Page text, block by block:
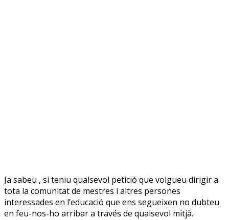
Ja sabeu , si teniu qualsevol petició que volgueu dirigir a
tota la comunitat de mestres i altres persones
interessades en l’educació que ens segueixen no dubteu
en feu-nos-ho arribar a través de qualsevol mitjà.